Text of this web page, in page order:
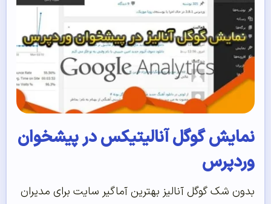
نمایش گوگل آنالیتیکس در پیشخوان
وردپرس
بدون شک گوگل آنالیز بهترین آماگیر سایت برای مدیران